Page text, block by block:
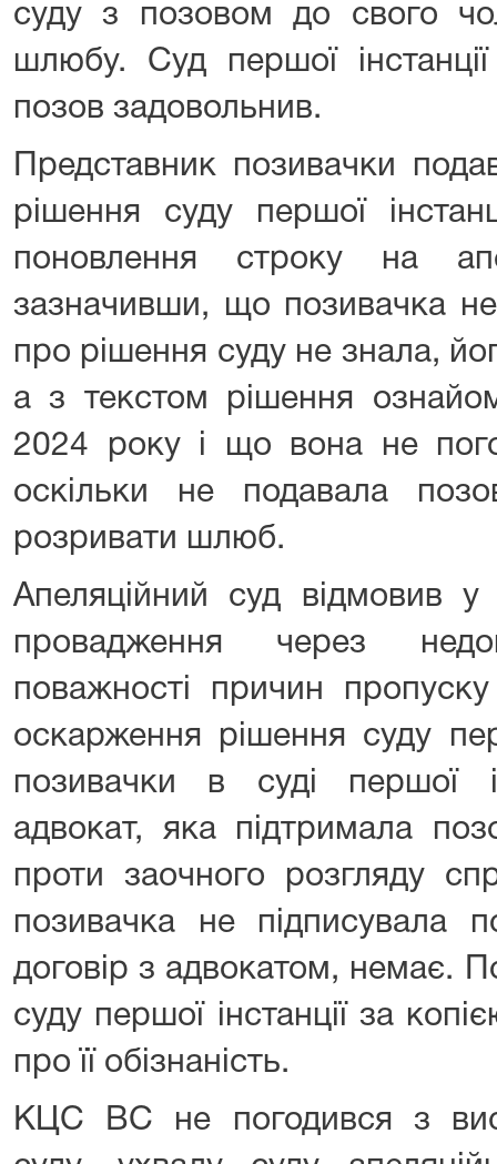
суду з позовом до свого
шлюбу. Суд першої
позов задовольнив.
Представник позивачки
рішення суду першої
поновлення строку на
зазначивши, що позивачка не
про рішення суду не знала,
а з текстом рішення
2024 року і що вона не
оскільки не подавала
розривати шлюб.
Апеляційний суд відмовив у
провадження через
поважності причин
оскарження рішення суду
позивачки в суді першої
адвокат, яка підтримала
проти заочного розгляду
позивачка не підписувала
договір з адвокатом, немає.
суду першої інстанції за
про її обізнаність.
КЦС ВС не погодився з